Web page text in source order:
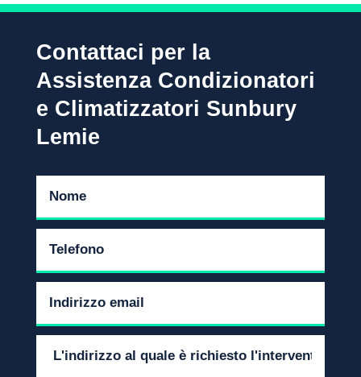
Contattaci per la
Assistenza Condizionatori
e Climatizzatori Sunbury
Lemie